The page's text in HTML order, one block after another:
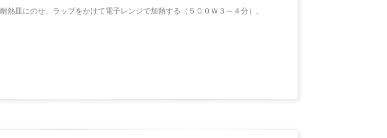
皿にのせ、ラップをかけて電子レンジで加熱する（５００Ｗ３～４分）。